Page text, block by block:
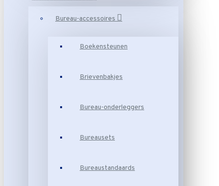
Bureau-accessoires
Boekensteunen
Brievenbakjes
Bureau-onderleggers
Bureausets
Bureaustandaards